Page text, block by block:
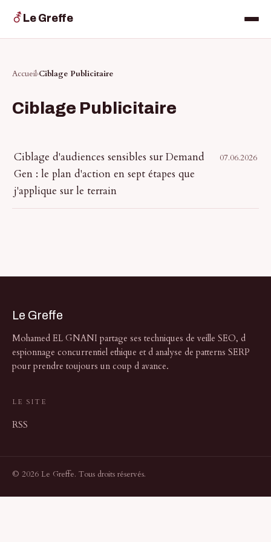
⚦ Le Greffe
Accueil Ciblage Publicitaire
Ciblage Publicitaire
Ciblage d'audiences sensibles sur Demand
Gen : le plan d'action en sept étapes que
j'applique sur le terrain
07.06.2026
Le Greffe
Mohamed EL GNANI partage ses techniques de veille SEO, d
espionnage concurrentiel ethique et d analyse de patterns SERP
pour prendre toujours un coup d avance.
LE SITE
RSS
© 2026 Le Greffe. Tous droits réservés.